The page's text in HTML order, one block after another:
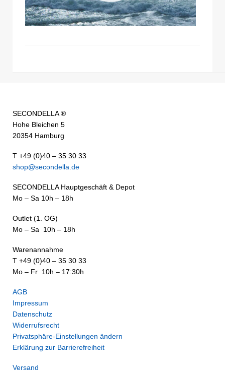
SECONDELLA ®
Hohe Bleichen 5
20354 Hamburg
T +49 (0)40 – 35 30 33
shop@secondella.de
SECONDELLA Hauptgeschäft & Depot
Mo – Sa 10h – 18h
Outlet (1. OG)
Mo – Sa 10h – 18h
Warenannahme
T +49 (0)40 – 35 30 33
Mo – Fr 10h – 17:30h
AGB
Impressum
Datenschutz
Widerrufsrecht
Privatsphäre-Einstellungen ändern
Erklärung zur Barrierefreiheit
Versand